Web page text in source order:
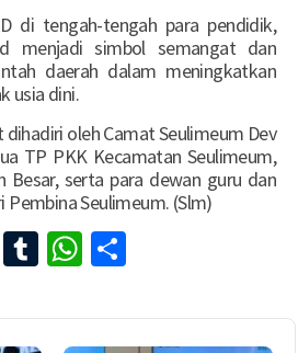
di tengah-tengah para pendidik,
menjadi simbol semangat dan
daerah dalam meningkatkan
usia dini.
oleh Camat Seulimeum Dev
TP PKK Kecamatan Seulimeum,
Besar, serta para dewan guru dan
Seulimeum. (Slm)
GmailTumblrWhatsApp